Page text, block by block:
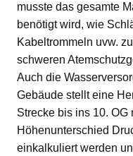
musste das gesamte
benötigt wird, wie
Kabeltrommeln uvw.
schweren
Auch die
Gebäude stellt eine
Strecke bis ins 10. OG
Höhenunterschied
einkalkuliert werden